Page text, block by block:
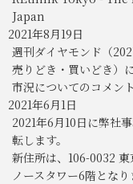
Japan
2021年8月19日
週刊ダイヤモンド（
売りどき・買いどき）
市況についてのコメン
2021年6月1日
2021年6月10日に弊社
転します。
新住所は、106-0032
ノースタワー6階とな